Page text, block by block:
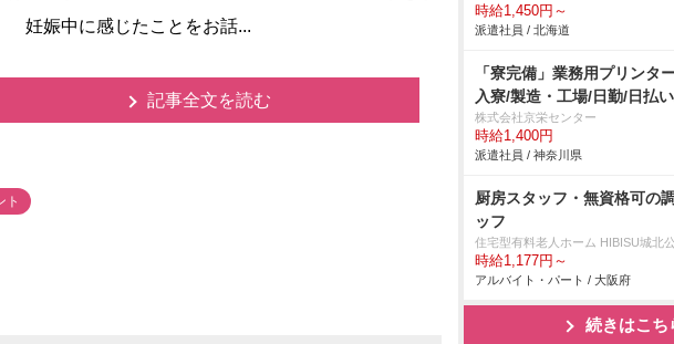
妊娠中に感じたことをお話...
記事全文を読む
ト
時給1,450円～
派遣社員 / 北海道
「寮完備」業務用プリンタ
入寮/製造・工場/日勤/日払
株式会社京栄センター
時給1,400円
派遣社員 / 神奈川県
厨房スタッフ・無資格可の
ッフ
住宅型有料老人ホーム HIBISU城北
時給1,177円～
アルバイト・パート / 大阪府
続きはこち